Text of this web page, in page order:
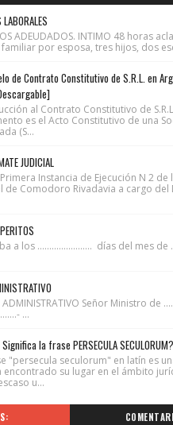
ADEUDADOS. INTIMO 48 horas
por esposa, tres hijos, dos
de Contrato Constitutivo de S.R.L. en
al Contrato Constitutivo de
es el Acto Constitutivo de una
(S...
JUDICIAL
Instancia de Ejecución N 2 de
de Comodoro Rivadavia a cargo del
a los ....................... días del mes de
ADMINISTRATIVO Señor Ministro de
...
la frase PERSECULA SECULORUM?
"persecula seculorum" en latín es
encontrado su lugar en el ámbito
u...